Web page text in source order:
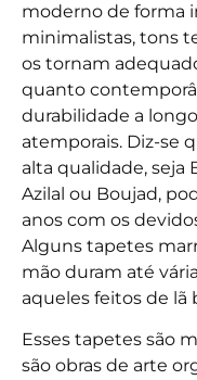
moderno de forma
minimalistas, tons
os tornam
quanto
durabilidade a
atemporais. Diz-se
alta qualidade, seja
Azilal ou Boujad,
anos com os
Alguns tapetes
mão duram até
aqueles feitos de
Esses tapetes são
são obras de arte